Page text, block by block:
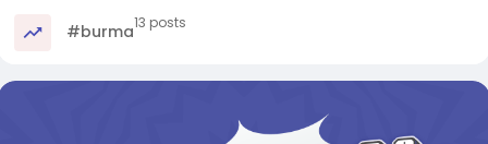
#burma13 posts